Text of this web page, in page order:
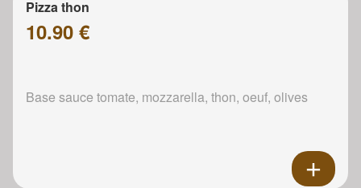
Pizza thon
10.90 €
Base sauce tomate, mozzarella, thon, oeuf, olives